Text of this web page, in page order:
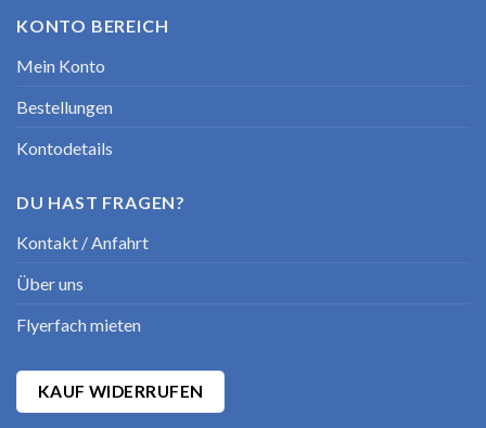
KONTO BEREICH
Mein Konto
Bestellungen
Kontodetails
DU HAST FRAGEN?
Kontakt / Anfahrt
Über uns
Flyerfach mieten
KAUF WIDERRUFEN